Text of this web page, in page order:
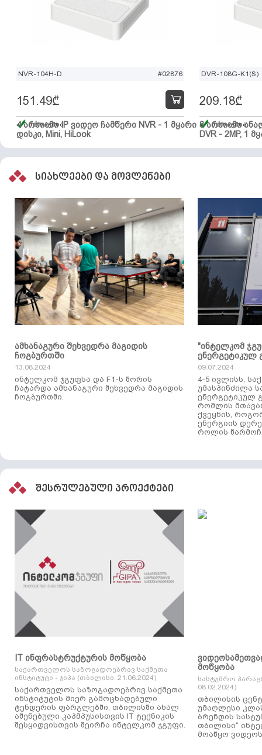
NVR-104H-D #02876
4 არხიანი IP ვიდეო ჩამწერი NVR - 1 მყარი
დისკი, Mini, HiLook
151.49₾
მარაგშია
DVR-108G-K1(S)
8 არხიანი
DVR - 2MP, 1
209.18₾
მარაგშია
სიახლეები და მოვლენები
ამხანაგური შეხვედრა მაგიდის
ჩოგბურთში
13.08.2024
ინტელკომ ჯგუფსა და F1-ს შორის
ჩატარდა ამხანაგური შეხვედრა მაგიდის
ჩოგბურთში.
"ინტელკომ
ენერგეტიკულ
09.07.2024
4-5 ივლისს,
უმასპინძილა
ენერგეტიკულ
რომლის
ქვეყნის,
ენერგიის
როლის
შესრულებული პროექტები
IT ინფრასტრუქტურის მოწყობა
საქართველოს საზოგადოებრივ საქმეთა
ინსტიტუტი - ჯიპა (თბილისი, 21.06.2024)
საქართველოს საზოგადოებრივ საქმეთა
ინსტიტუტის მიერ გამოცხადებული
ტენდერის ფარგლებში, თბილისში ახალ
აშენებული კაპმპუსისთვის IT ტექნიკის
შესყიდვისთვის შეირჩა ინტელკომ ჯგუფი.
მოწყობა
სასტუმრო
08.02.2024)
თბილისის
უმაღლესი
ბრენდის
თბილისი“
მოაწყო